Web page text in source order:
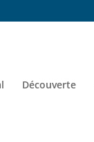
Découverte